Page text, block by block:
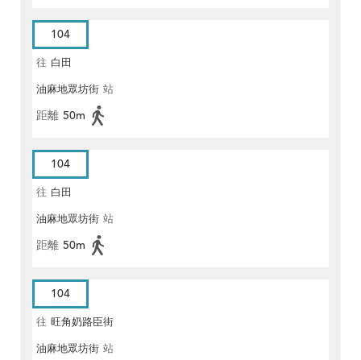
104
往 白田
油麻地眾坊街 站
距離 50m
104
往 白田
油麻地眾坊街 站
距離 50m
104
往 旺角奶路臣街
油麻地眾坊街 站